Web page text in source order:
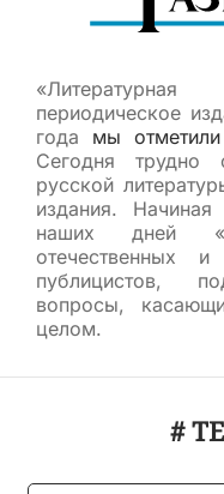
периодическое
года мы
Сегодня трудно
русской
издания.
наших дней
отечественных
публицистов,
вопросы,
целом.
#